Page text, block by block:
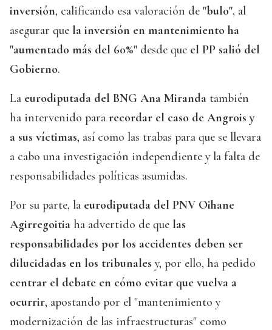
inversión, calificando esa valoración de "bulo", al
asegurar que la inversión en mantenimiento ha
"aumentado más del 60%" desde que el PP salió del
Gobierno.
La eurodiputada del BNG Ana Miranda también
ha intervenido para recordar el caso de Angrois y
a sus víctimas, así como las trabas para que se llevara
a cabo una investigación independiente y la falta de
responsabilidades políticas asumidas.
Por su parte, la eurodiputada del PNV Oihane
Agirregoitia ha advertido de que las
responsabilidades por los accidentes deben ser
dilucidadas en los tribunales y, por ello, ha pedido
centrar el debate en cómo evitar que vuelva a
ocurrir, apostando por el "mantenimiento y
modernización de las infraestructuras" como